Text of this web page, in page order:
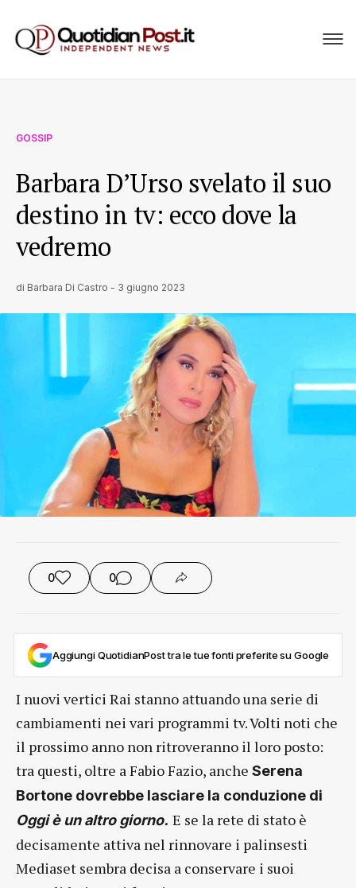
GOSSIP
Barbara D’Urso svelato il suo
destino in tv: ecco dove la
vedremo
di Barbara Di Castro - 3 giugno 2023
0 0
Aggiungi QuotidianPost tra le tue fonti preferite su Google
I nuovi vertici Rai stanno attuando una serie di
cambiamenti nei vari programmi tv. Volti noti che
il prossimo anno non ritroveranno il loro posto:
tra questi, oltre a Fabio Fazio, anche Serena
Bortone dovrebbe lasciare la conduzione di
Oggi è un altro giorno. E se la rete di stato è
decisamente attiva nel rinnovare i palinsesti
Mediaset sembra decisa a conservare i suoi